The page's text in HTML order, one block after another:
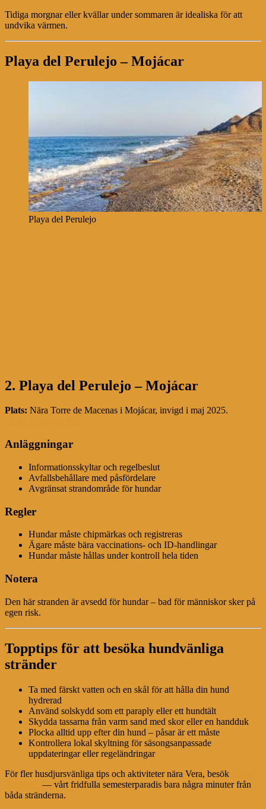
Tidiga morgnar eller kvällar under sommaren är idealiska för att
undvika värmen.
Playa del Perulejo – Mojácar
Playa del Perulejo
2. Playa del Perulejo – Mojácar
Plats: Nära Torre de Macenas i Mojácar, invigd i maj 2025.
Anläggningar
Informationsskyltar och regelbeslut
Avfallsbehållare med påsfördelare
Avgränsat strandområde för hundar
Regler
Hundar måste chipmärkas och registreras
Ägare måste bära vaccinations- och ID-handlingar
Hundar måste hållas under kontroll hela tiden
Notera
Den här stranden är avsedd för hundar – bad för människor sker på
egen risk.
Topptips för att besöka hundvänliga
stränder
Ta med färskt vatten och en skål för att hålla din hund
hydrerad
Använd solskydd som ett paraply eller ett hundtält
Skydda tassarna från varm sand med skor eller en handduk
Plocka alltid upp efter din hund – påsar är ett måste
Kontrollera lokal skyltning för säsongsanpassade
uppdateringar eller regeländringar
För fler husdjursvänliga tips och aktiviteter nära Vera, besök
— vårt fridfulla semesterparadis bara några minuter från
båda stränderna.